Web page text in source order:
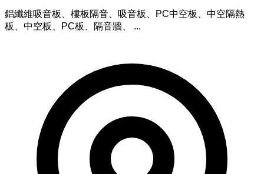
鋁纖維吸音板、樓板隔音、吸音板、PC中空板、中空隔熱
板、中空板、PC板、隔音牆、 ...